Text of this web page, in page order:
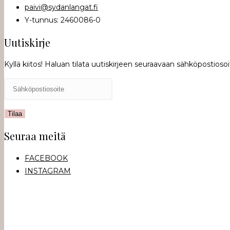
paivi@sydanlangat.fi
Y-tunnus: 2460086-0
Uutiskirje
Kyllä kiitos! Haluan tilata uutiskirjeen seuraavaan
Seuraa meitä
FACEBOOK
INSTAGRAM